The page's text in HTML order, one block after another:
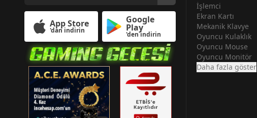
App Store
'dan indirin
Google
Play
'den indirin
İşlemci
Ekran Kartı
Mekanik Klavye
Oyuncu Kulaklık
Oyuncu Mouse
Oyuncu Monitör
Daha fazla göster